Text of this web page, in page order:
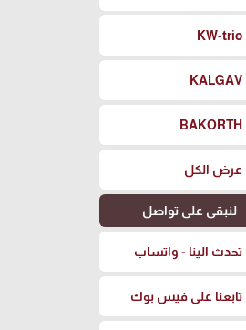
KW-trio
KALGAV
BAKORTH
عرض الكل
لنبقى على تواصل
تحدث الينا - واتساب
تابعنا على فيس بوك